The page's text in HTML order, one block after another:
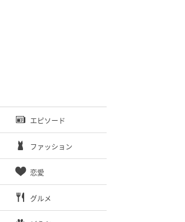
エピソード
ファッション
恋愛
グルメ